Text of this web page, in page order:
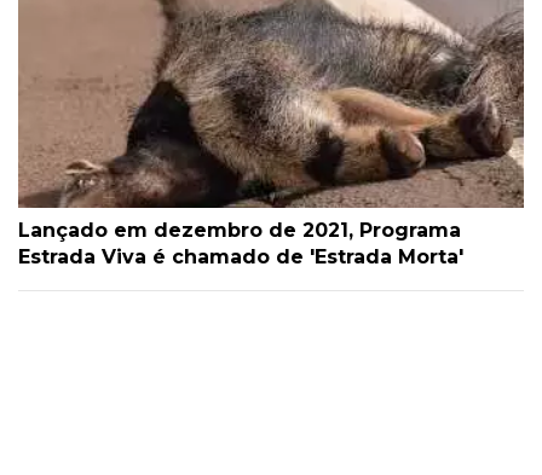
Lançado em dezembro de 2021, Programa
Estrada Viva é chamado de 'Estrada Morta'